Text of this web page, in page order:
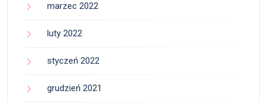
marzec 2022
luty 2022
styczeń 2022
grudzień 2021